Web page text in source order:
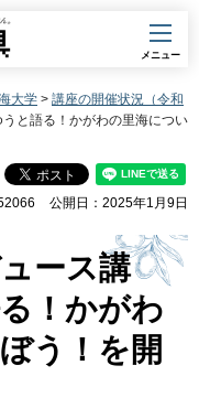
メニュー
大学 > 講座の開催状況（令和
と語る！かがわの里海につい
公開日：2025年1月9日
ース講
！かがわ
う！を開